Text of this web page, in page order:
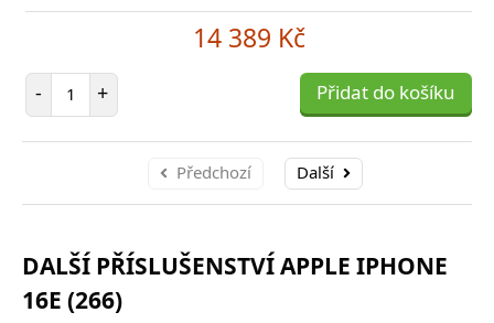
14 389 Kč
- Počet položek
+ Přidat do košíku
Předchozí Další
DALŠÍ PŘÍSLUŠENSTVÍ APPLE IPHONE
16E (266)